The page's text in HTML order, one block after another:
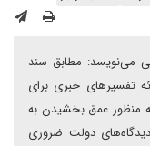
می‌نویسد: مطابق سند
تفسیرهای خبری برای
منظور عمق بخشیدن به
دولت ضروری